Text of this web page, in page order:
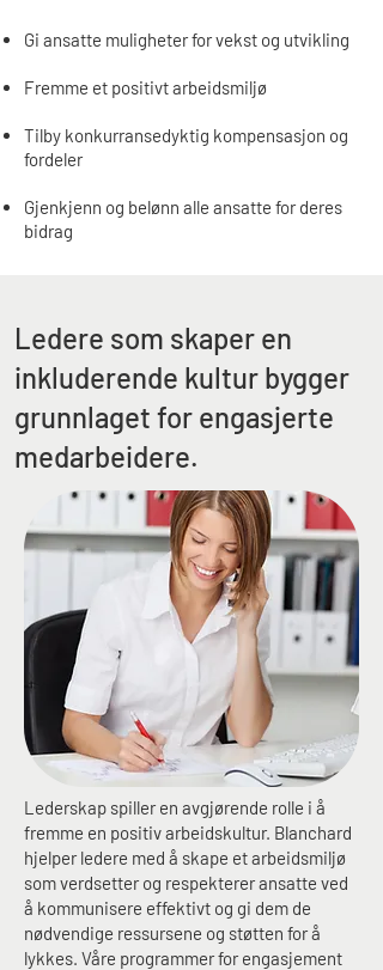
Gi ansatte muligheter for vekst og utvikling
Fremme et positivt arbeidsmiljø
Tilby konkurransedyktig kompensasjon og
fordeler
Gjenkjenn og belønn alle ansatte for deres
bidrag
Ledere som skaper en
inkluderende kultur bygger
grunnlaget for engasjerte
medarbeidere.
Lederskap spiller en avgjørende rolle i å
fremme en positiv arbeidskultur. Blanchard
hjelper ledere med å skape et arbeidsmiljø
som verdsetter og respekterer ansatte ved
å kommunisere effektivt og gi dem de
nødvendige ressursene og støtten for å
lykkes. Våre programmer for engasjement